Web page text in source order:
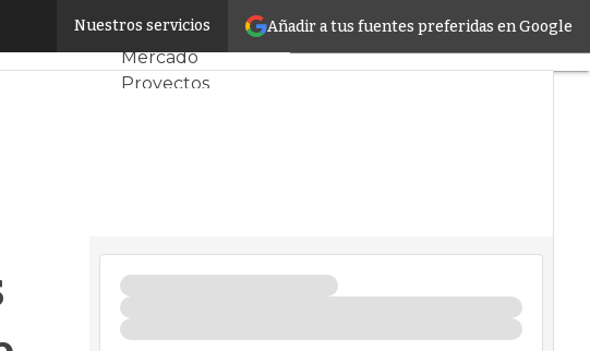
Añadir a tus fuentes preferidas en Google
Nuestros servicios
de IAServidores CPD y
Mercado
Proyectos
Artificial